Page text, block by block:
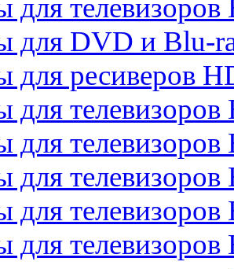
для телевизоров
для DVD и Blu-
для ресиверов
для
для телевизоров
для телевизоров
для телевизоров
для телевизоров